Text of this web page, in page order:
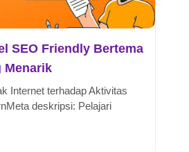
SEO Friendly Bertema
Menarik
Internet terhadap Aktivitas
deskripsi: Pelajari